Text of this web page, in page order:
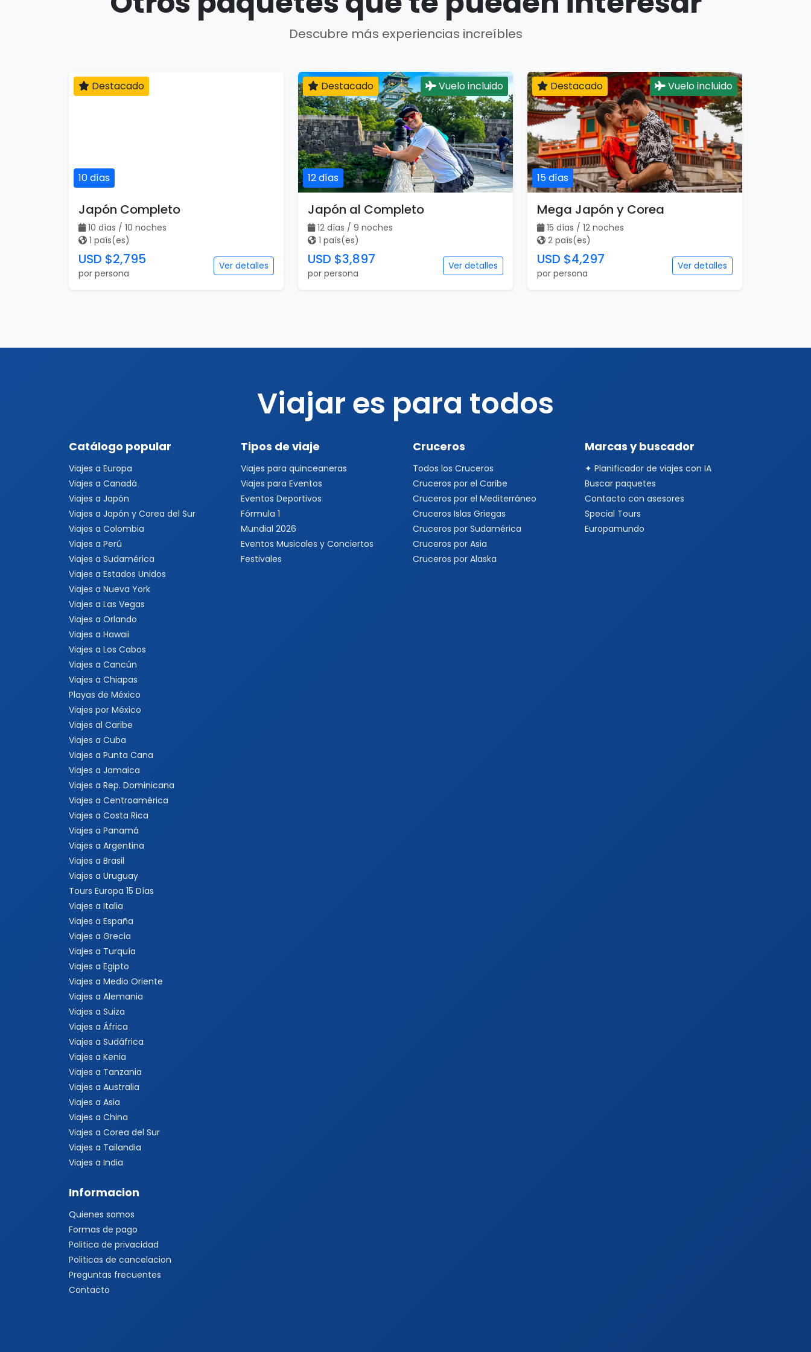
Descubre más experiencias increíbles
10 días
Destacado
Japón Completo
10 días / 10 noches
1 país(es)
USD $2,795
por persona
Ver detalles
12 días
Destacado Vuelo incluido
Japón al Completo
12 días / 9 noches
1 país(es)
USD $3,897
por persona
Ver detalles
15 días
Destacado Vuelo incluido
Mega Japón y Corea
15 días / 12 noches
2 país(es)
USD $4,297
por persona
Ver detalles
Viajar es para todos
Catálogo popular
Viajes a Europa
Viajes a Canadá
Viajes a Japón
Viajes a Japón y Corea del Sur
Viajes a Colombia
Viajes a Perú
Viajes a Sudamérica
Viajes a Estados Unidos
Viajes a Nueva York
Viajes a Las Vegas
Viajes a Orlando
Viajes a Hawaii
Viajes a Los Cabos
Viajes a Cancún
Viajes a Chiapas
Playas de México
Viajes por México
Viajes al Caribe
Viajes a Cuba
Viajes a Punta Cana
Viajes a Jamaica
Viajes a Rep. Dominicana
Viajes a Centroamérica
Viajes a Costa Rica
Viajes a Panamá
Viajes a Argentina
Viajes a Brasil
Viajes a Uruguay
Tours Europa 15 Días
Viajes a Italia
Viajes a España
Viajes a Grecia
Viajes a Turquía
Viajes a Egipto
Viajes a Medio Oriente
Viajes a Alemania
Viajes a Suiza
Viajes a África
Viajes a Sudáfrica
Viajes a Kenia
Viajes a Tanzania
Viajes a Australia
Viajes a Asia
Viajes a China
Viajes a Corea del Sur
Viajes a Tailandia
Viajes a India
Tipos de viaje
Viajes para quinceaneras
Viajes para Eventos
Eventos Deportivos
Fórmula 1
Mundial 2026
Eventos Musicales y Conciertos
Festivales
Cruceros
Todos los Cruceros
Cruceros por el Caribe
Cruceros por el Mediterráneo
Cruceros Islas Griegas
Cruceros por Sudamérica
Cruceros por Asia
Cruceros por Alaska
Marcas y buscador
✦ Planificador de viajes con IA
Buscar paquetes
Contacto con asesores
Special Tours
Europamundo
Informacion
Quienes somos
Formas de pago
Politica de privacidad
Politicas de cancelacion
Preguntas frecuentes
Contacto